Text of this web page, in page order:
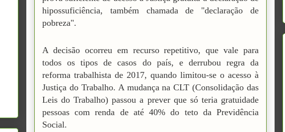
hipossuficiência, também chamada de "declaração de
pobreza".
A decisão ocorreu em recurso repetitivo, que vale para
todos os tipos de casos do país, e derrubou regra da
reforma trabalhista de 2017, quando limitou-se o acesso à
Justiça do Trabalho. A mudança na CLT (Consolidação das
Leis do Trabalho) passou a prever que só teria gratuidade
pessoas com renda de até 40% do teto da Previdência
Social.